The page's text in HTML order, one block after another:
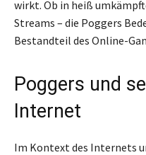
wirkt. Ob in heiß
Streams – die Poggers
Bestandteil des Online-
Poggers und
Internet
Im Kontext des Internets